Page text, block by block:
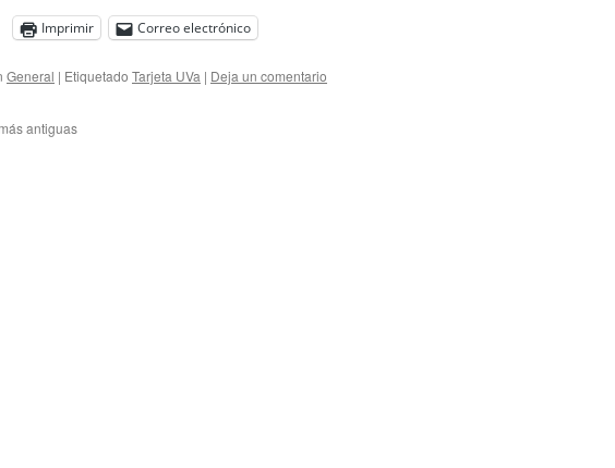
Imprimir Correo electrónico
General | Etiquetado Tarjeta UVa | Deja un comentario
antiguas